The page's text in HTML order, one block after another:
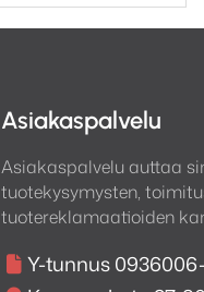
Asiakaspalvelu
Asiakaspalvelu auttaa
tuotekysymysten,
tuotereklamaatioiden
Y-tunnus